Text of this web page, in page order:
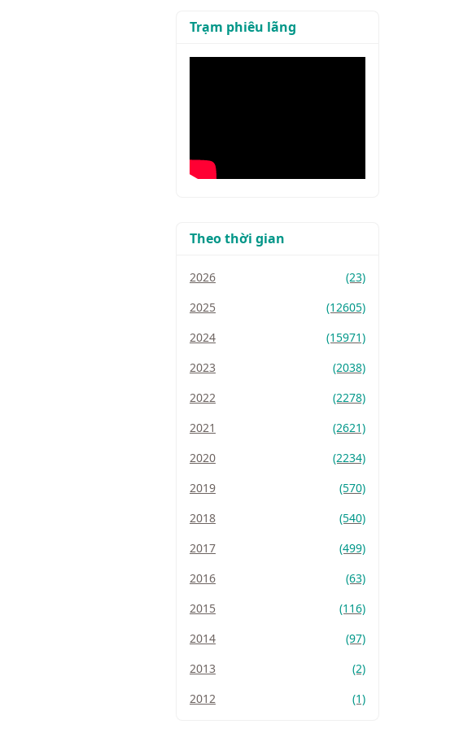
Trạm phiêu lãng
Theo thời gian
2026
(23)
2025
(12605)
2024
(15971)
2023
(2038)
2022
(2278)
2021
(2621)
2020
(2234)
2019
(570)
2018
(540)
2017
(499)
2016
(63)
2015
(116)
2014
(97)
2013
(2)
2012
(1)